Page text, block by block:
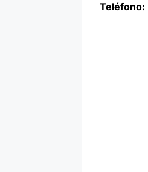
Teléfono: